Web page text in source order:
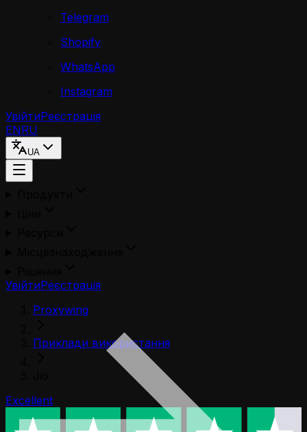
Telegram
Shopify
WhatsApp
Instagram
УвійтиРеєстрація
ENRU
UA
УвійтиРеєстрація
Proxywing
Приклади використання
Excellent